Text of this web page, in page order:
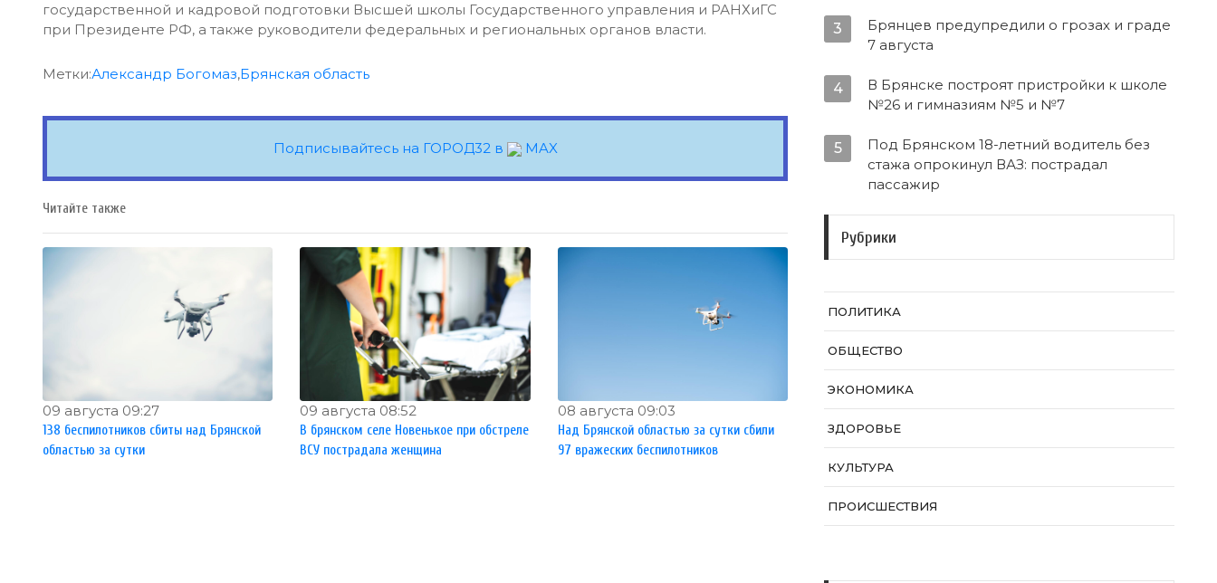
государственной и кадровой подготовки Высшей школы Государственного управления и РАНХиГС
при Президенте РФ, а также руководители федеральных и региональных органов власти.
Метки:Александр Богомаз,Брянская область
Подписывайтесь на ГОРОД32 в MAX
Читайте также
09 августа 09:27
138 беспилотников сбиты над Брянской
областью за сутки
09 августа 08:52
В брянском селе Новенькое при обстреле
ВСУ пострадала женщина
08 августа 09:03
Над Брянской областью за сутки сбили
97 вражеских беспилотников
3
Брянцев предупредили о грозах и граде
7 августа
4
В Брянске построят пристройки к школе
№26 и гимназиям №5 и №7
5
Под Брянском 18-летний водитель без
стажа опрокинул ВАЗ: пострадал
пассажир
Рубрики
ПОЛИТИКА
ОБЩЕСТВО
ЭКОНОМИКА
ЗДОРОВЬЕ
КУЛЬТУРА
ПРОИСШЕСТВИЯ